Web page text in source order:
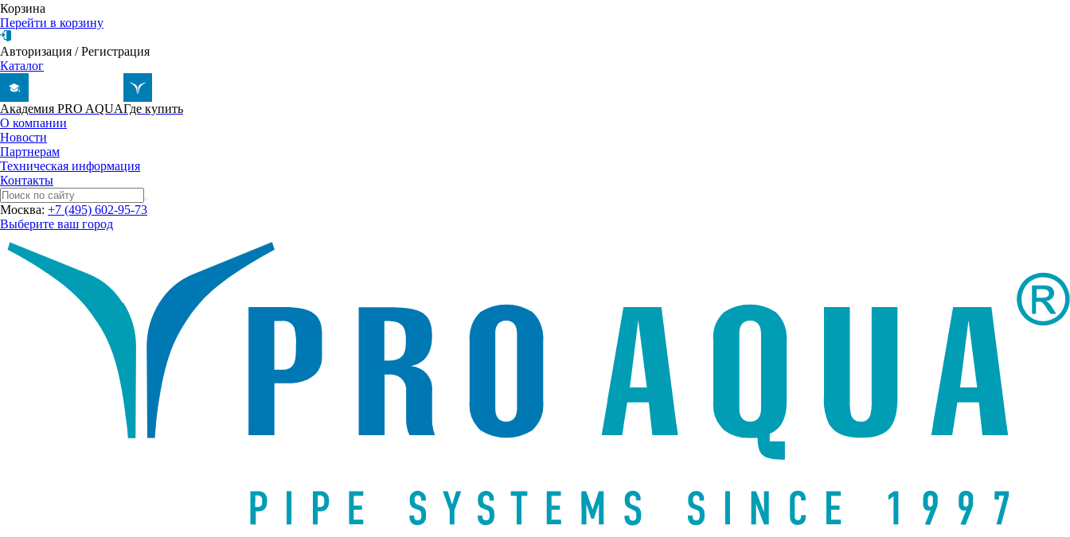
Корзина
Перейти в корзину
Авторизация /Регистрация
Каталог
Академия PRO AQUAГде купить
О компании
Новости
Партнерам
Техническая информация
Контакты
Москва: +7 (495) 602-95-73
Выберите ваш город